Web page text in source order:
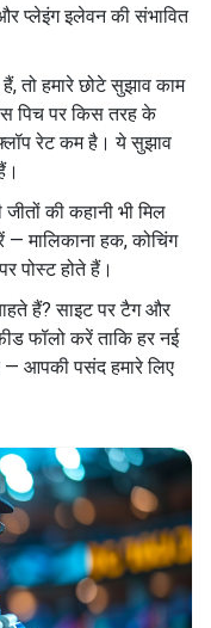
प्लेइंग इलेवन की संभावित
तो हमारे छोटे सुझाव काम
पिच पर किस तरह के
रेट कम है। ये सुझाव
की कहानी भी मिल
मालिकाना हक, कोचिंग
पोस्ट होते हैं।
हैं? साइट पर टैग और
फॉलो करें ताकि हर नई
— आपकी पसंद हमारे लिए